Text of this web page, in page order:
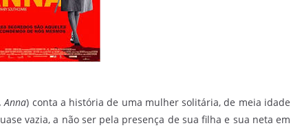
Anna) conta a história de uma mulher solitária, de meia idade
vazia, a não ser pela presença de sua filha e sua neta em